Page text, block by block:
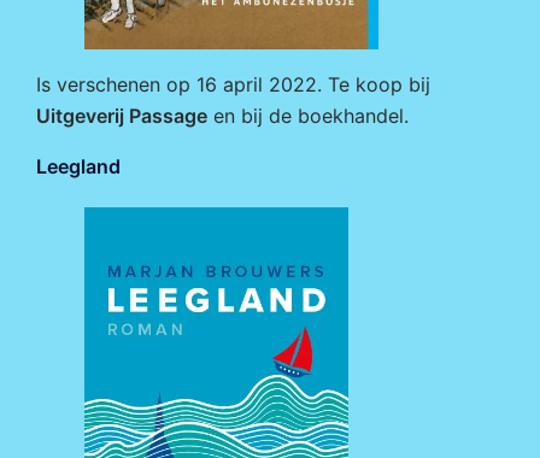
Is verschenen op 16 april 2022. Te koop bij
Uitgeverij Passage en bij de boekhandel.
Leegland